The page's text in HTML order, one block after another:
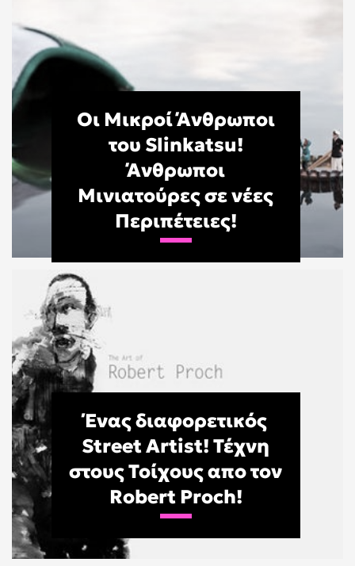
Οι Μικροί Άνθρωποι
του Slinkatsu!
Άνθρωποι
Μινιατούρες σε νέες
Περιπέτειες!
Ένας διαφορετικός
Street Artist! Τέχνη
στους Τοίχους απο τον
Robert Proch!